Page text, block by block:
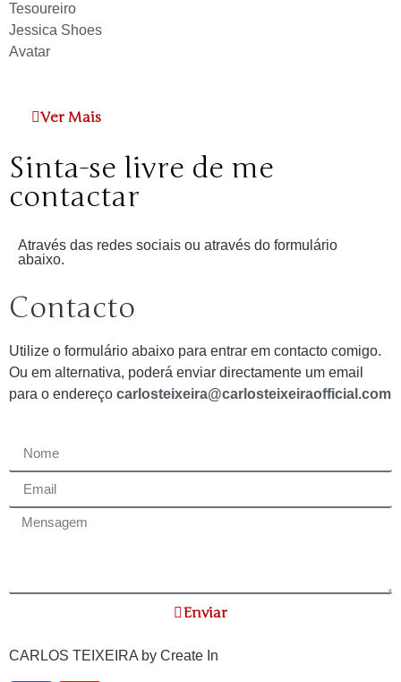
Tesoureiro
Jessica Shoes
Avatar
Ver Mais
Sinta-se livre de me
contactar
Através das redes sociais ou através do formulário
abaixo.
Contacto
Utilize o formulário abaixo para entrar em contacto comigo.
Ou em alternativa, poderá enviar directamente um email
para o endereço carlosteixeira@carlosteixeiraofficial.com
Enviar
CARLOS TEIXEIRA by Create In